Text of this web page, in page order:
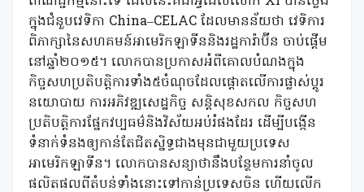
ក្នុងជំនួបវេទិកា China–CELAC ដែលមានន័យថា វេទិការ
ពិភាក្សានៃសហគមន៍អាមេរិកឡាទីននិងរដ្ឋការ៉ាប៊ីន ចាប់ផ្ដើម
នៅឆ្នាំ២០១៥។ លោកបានប្រកាសអំពីគោលបំណងក្នុង
កិច្ចសហប្រតិបត្តិការទាំង៥ចំណុចដែលផ្តោតលើការផ្លាស់ប្ដូរ
នយោបាយ ការអភិវឌ្ឍសេដ្ឋកិច្ច សន្តិសុខសកល កិច្ចសហ
ប្រតិបត្តិការផ្នែកវប្បធម៌និងវិស័យអប់រំផងដែរ ដើម្បីបង្កើន
ទំនាក់ទំនងឲ្យកាន់តែជិតស្និទ្ធជាងមុនជាមួយប្រទេស
អាមេរិកឡាទីន។ លោកបានសន្យាថានឹងបន្ថែមការនាំចូល
ផលិតផលពីតំបន់ទាំងនោះទៅកាន់ប្រទេសចិន ហើយលើក